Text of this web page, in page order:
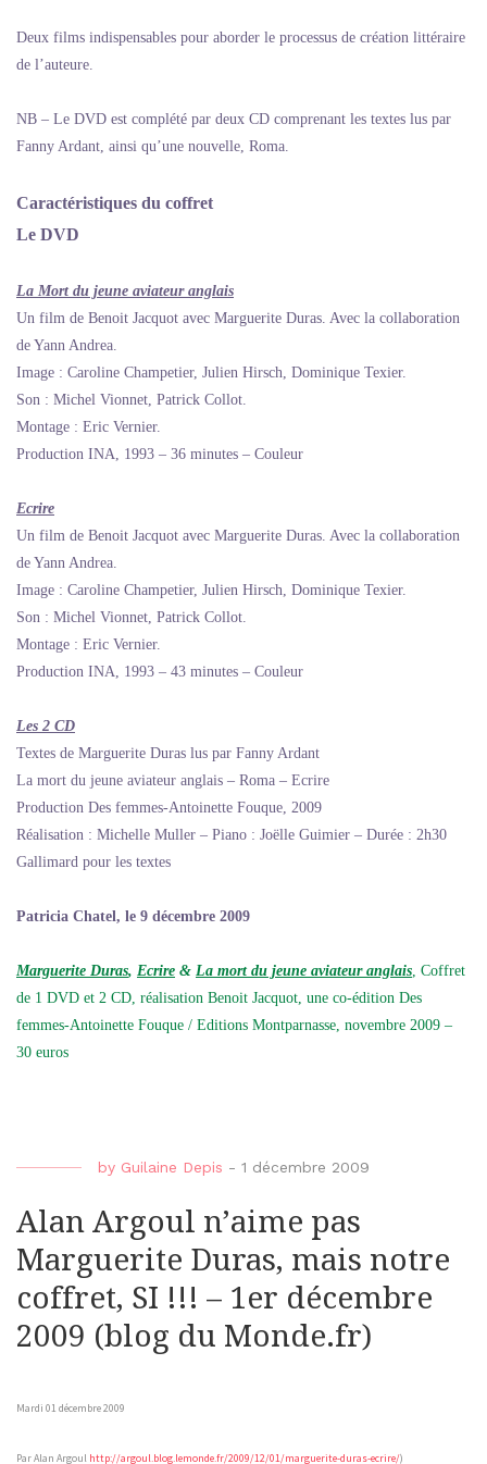
Deux films indispensables pour aborder le processus de création littéraire
de l’auteure.
NB – Le DVD est complété par deux CD comprenant les textes lus par
Fanny Ardant, ainsi qu’une nouvelle, Roma.
Caractéristiques du coffret
Le DVD
La Mort du jeune aviateur anglais
Un film de Benoit Jacquot avec Marguerite Duras. Avec la collaboration
de Yann Andrea.
Image : Caroline Champetier, Julien Hirsch, Dominique Texier.
Son : Michel Vionnet, Patrick Collot.
Montage : Eric Vernier.
Production INA, 1993 – 36 minutes – Couleur
Ecrire
Un film de Benoit Jacquot avec Marguerite Duras. Avec la collaboration
de Yann Andrea.
Image : Caroline Champetier, Julien Hirsch, Dominique Texier.
Son : Michel Vionnet, Patrick Collot.
Montage : Eric Vernier.
Production INA, 1993 – 43 minutes – Couleur
Les 2 CD
Textes de Marguerite Duras lus par Fanny Ardant
La mort du jeune aviateur anglais – Roma – Ecrire
Production Des femmes-Antoinette Fouque, 2009
Réalisation : Michelle Muller – Piano : Joëlle Guimier – Durée : 2h30
Gallimard pour les textes
Patricia Chatel, le 9 décembre 2009
Marguerite Duras, Ecrire & La mort du jeune aviateur anglais, Coffret
de 1 DVD et 2 CD, réalisation Benoit Jacquot, une co-édition Des
femmes-Antoinette Fouque / Editions Montparnasse, novembre 2009 –
30 euros
by Guilaine Depis - 1 décembre 2009
Alan Argoul n’aime pas
Marguerite Duras, mais notre
coffret, SI !!! – 1er décembre
2009 (blog du Monde.fr)
Mardi 01 décembre 2009
Par Alan Argoul http://argoul.blog.lemonde.fr/2009/12/01/marguerite-duras-ecrire/)